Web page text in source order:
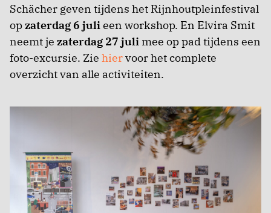
Schächer geven tijdens het Rijnhoutpleinfestival
opzaterdag 6 julieen workshop. En Elvira Smit
neemt je zaterdag 27 juli mee op pad tijdens een
foto-excursie. Zie hiervoor het complete
overzicht van alle activiteiten.